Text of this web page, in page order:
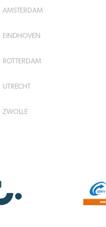
AMSTERDAM
EINDHOVEN
ROTTERDAM
UTRECHT
ZWOLLE